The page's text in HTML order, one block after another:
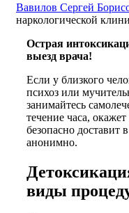
Вавилов Сергей
наркологической
Острая
выезд врача!
Если у близкого
психоз или
занимайтесь
течение часа,
безопасно доставит
анонимно.
виды